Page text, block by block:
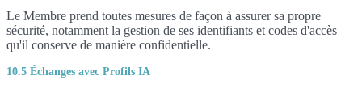
Le Membre prend toutes mesures de façon à assurer sa propre
sécurité, notamment la gestion de ses identifiants et codes d'accès
qu'il conserve de manière confidentielle.
10.5 Échanges avec Profils IA